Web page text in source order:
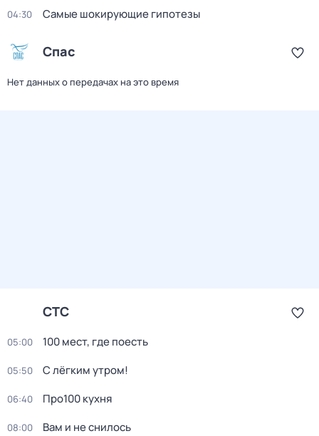
04:30 Самые шoкиpующие гипотезы
Спас
Нет данных о передачах на это время
СТС
05:00 100 мест, где поесть
05:50 С лёгким утром!
06:40 Про100 кухня
08:00 Вам и не снилось